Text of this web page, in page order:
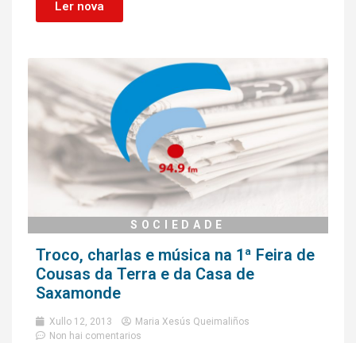
Ler nova
SOCIEDADE
Troco, charlas e música na 1ª Feira de
Cousas da Terra e da Casa de
Saxamonde
Xullo 12, 2013
Maria Xesús Queimaliños
Non hai comentarios